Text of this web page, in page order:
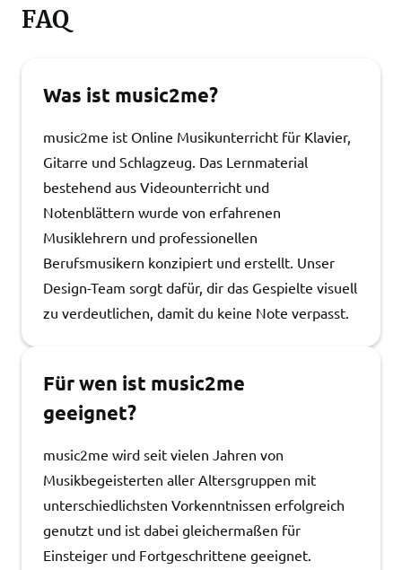
FAQ
Was ist music2me?
music2me ist Online Musikunterricht für Klavier,
Gitarre und Schlagzeug. Das Lernmaterial
bestehend aus Videounterricht und
Notenblättern wurde von erfahrenen
Musiklehrern und professionellen
Berufsmusikern konzipiert und erstellt. Unser
Design-Team sorgt dafür, dir das Gespielte visuell
zu verdeutlichen, damit du keine Note verpasst.
Für wen ist music2me
geeignet?
music2me wird seit vielen Jahren von
Musikbegeisterten aller Altersgruppen mit
unterschiedlichsten Vorkenntnissen erfolgreich
genutzt und ist dabei gleichermaßen für
Einsteiger und Fortgeschrittene geeignet.